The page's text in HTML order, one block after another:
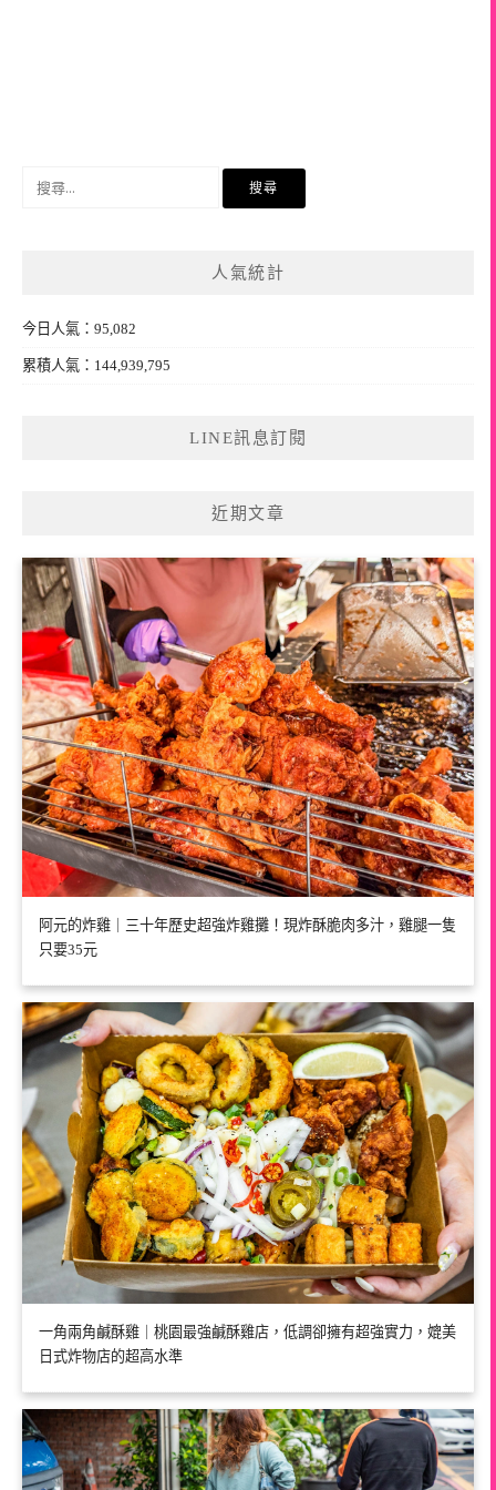
人氣統計
今日人氣：95,082
累積人氣：144,939,795
LINE訊息訂閱
近期文章
阿元的炸雞｜三十年歷史超強炸雞攤！現炸酥脆肉多汁，雞腿一隻
只要35元
一角兩角鹹酥雞｜桃園最強鹹酥雞店，低調卻擁有超強實力，媲美
日式炸物店的超高水準